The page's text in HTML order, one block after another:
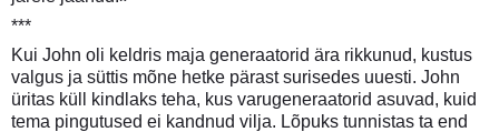
***
Kui John oli keldris maja generaatorid ära rikkunud, kustus
valgus ja süttis mõne hetke pärast surisedes uuesti. John
üritas küll kindlaks teha, kus varugeneraatorid asuvad, kuid
tema pingutused ei kandnud vilja. Lõpuks tunnistas ta end